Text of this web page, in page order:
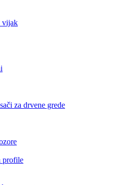
vijak
za drvene grede
profile